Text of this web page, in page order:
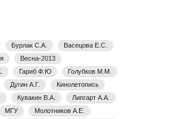
Бурлак С.А.
Васецова Е.С.
Весна-2013
Гариб Ф.Ю
Голубков М.М.
Дугин А.Г.
Кинолетопись
Кувакин В.А.
Липгарт А.А.
МГУ
Молотников А.Е.